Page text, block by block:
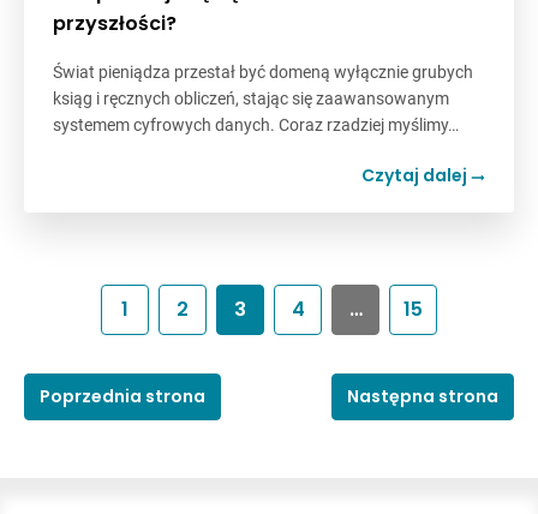
przyszłości?
Świat pieniądza przestał być domeną wyłącznie grubych
ksiąg i ręcznych obliczeń, stając się zaawansowanym
systemem cyfrowych danych. Coraz rzadziej myślimy…
Czytaj dalej
Poprzednia strona
1 2 3 4 … 15
Następna strona